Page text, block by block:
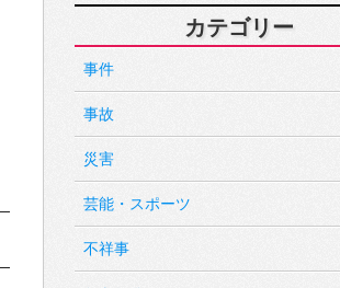
カテゴリー
事件
事故
災害
芸能・スポーツ
不祥事